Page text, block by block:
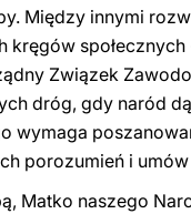
Między innymi
kręgów
Związek
dróg, gdy naród
wymaga
porozumień i
Matko naszego